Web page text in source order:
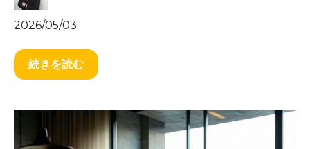
2026/05/03
続きを読む